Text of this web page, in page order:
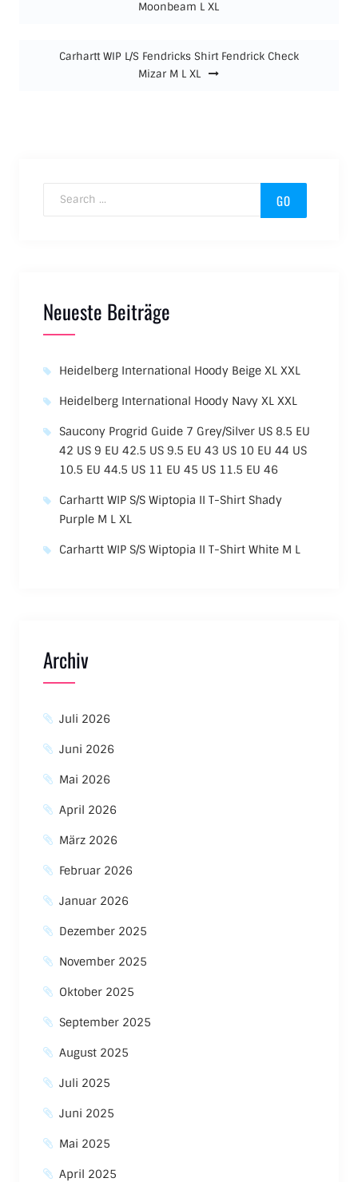
Moonbeam L XL
Carhartt WIP L/S Fendricks Shirt Fendrick Check
Mizar M L XL
Neueste Beiträge
Heidelberg International Hoody Beige XL XXL
Heidelberg International Hoody Navy XL XXL
Saucony Progrid Guide 7 Grey/Silver US 8.5 EU
42 US 9 EU 42.5 US 9.5 EU 43 US 10 EU 44 US
10.5 EU 44.5 US 11 EU 45 US 11.5 EU 46
Carhartt WIP S/S Wiptopia II T-Shirt Shady
Purple M L XL
Carhartt WIP S/S Wiptopia II T-Shirt White M L
Archiv
Juli 2026
Juni 2026
Mai 2026
April 2026
März 2026
Februar 2026
Januar 2026
Dezember 2025
November 2025
Oktober 2025
September 2025
August 2025
Juli 2025
Juni 2025
Mai 2025
April 2025